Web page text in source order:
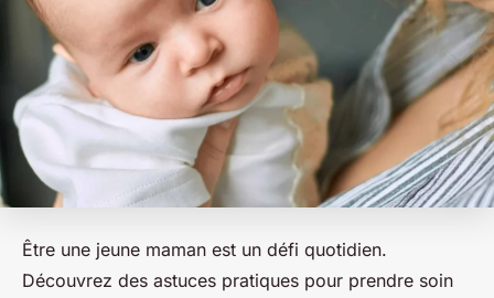
Être une jeune maman est un défi quotidien.
Découvrez des astuces pratiques pour prendre soin